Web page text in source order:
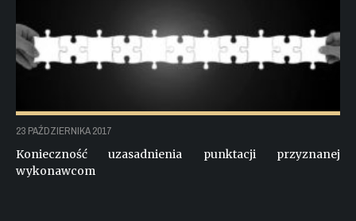
23 PAŹDZIERNIKA 2017
Konieczność uzasadnienia punktacji przyznanej
wykonawcom